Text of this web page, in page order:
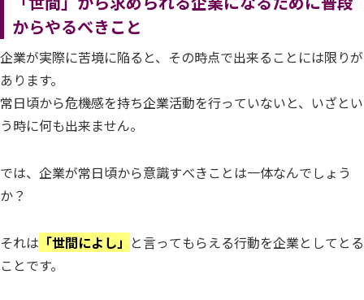
からやるべきこと
企業が実際に苦境に陥ると、その時点で出来ることには限りが
あります。
常日頃から危機感を持ち企業活動を行っていないと、いざとい
う時に何も出来ません。
では、企業が常日頃から意識すべきことは一体なんでしょう
か？
それは 「世間によし」 と言ってもらえる行動を企業としてとる
ことです。